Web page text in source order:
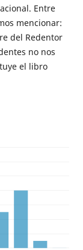
Entre
mencionar:
del Redentor
no nos
el libro